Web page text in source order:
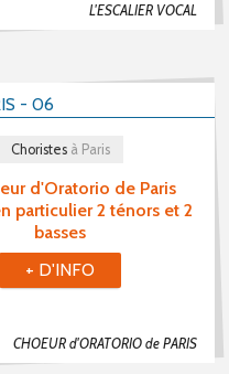
L'ESCALIER VOCAL
d'Oratorio de Paris
particulier 2 ténors et 2
basses
CHOEUR d'ORATORIO de PARIS
Choristesà Paris
- 06
+ D'INFO